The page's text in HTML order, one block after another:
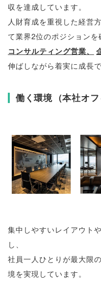
収を達成しています。
人財育成を重視した経営
て業界2位のポジションを
コンサルティング営業、
伸ばしながら着実に成長
働く環境 （本社オ
集中しやすいレイアウト
し
社員一人ひとりが最大限
境を実現しています。